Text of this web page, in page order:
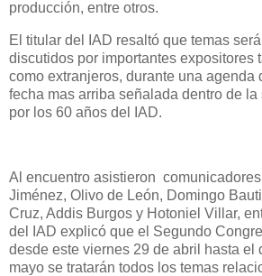
producción, entre otros.
El titular del IAD resaltó que temas
discutidos por importantes expositores
como extranjeros, durante una agenda
fecha mas arriba señalada dentro de
por los 60 años del IAD.
Al encuentro asistieron
Jiménez, Olivo de León, Domingo
Cruz, Addis Burgos y Hotoniel Villar,
del IAD explicó que el Segundo
desde este viernes 29 de abril hasta el
mayo se tratarán todos los temas